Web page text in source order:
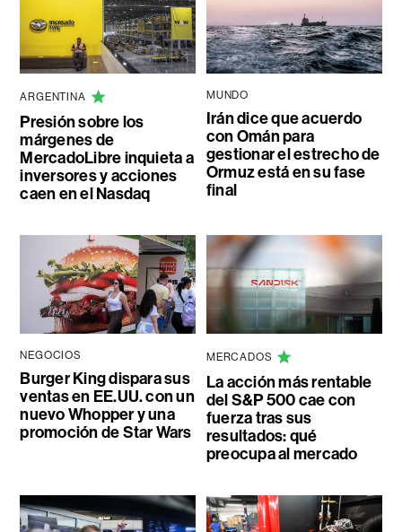
ARGENTINA
Presión sobre los
márgenes de
MercadoLibre inquieta a
inversores y acciones
caen en el Nasdaq
MUNDO
Irán dice que acuerdo
con Omán para
gestionar el estrecho de
Ormuz está en su fase
final
NEGOCIOS
Burger King dispara sus
ventas en EE.UU. con un
nuevo Whopper y una
promoción de Star Wars
MERCADOS
La acción más rentable
del S&P 500 cae con
fuerza tras sus
resultados: qué
preocupa al mercado